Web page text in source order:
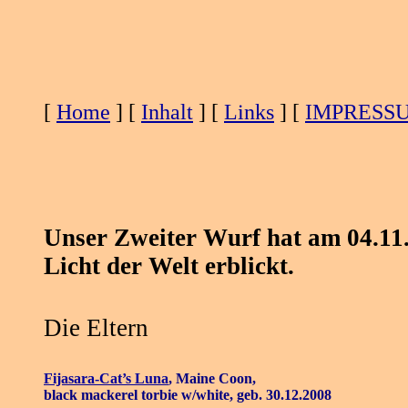
[ Home ] [ Inhalt ] [ Links ] [
Unser Zweiter Wurf hat am
Licht der Welt erblickt.
Die Eltern
Fijasara-Cat’s Luna, Maine Coon,
black mackerel torbie w/white, geb. 30.12.2008